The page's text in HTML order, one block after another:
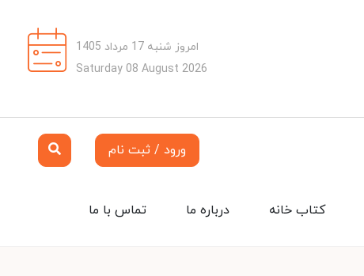
امروز شنبه 17 مرداد 1405
Saturday 08 August 2026
ورود / ثبت نام
تماس با ما درباره ما کتاب خانه